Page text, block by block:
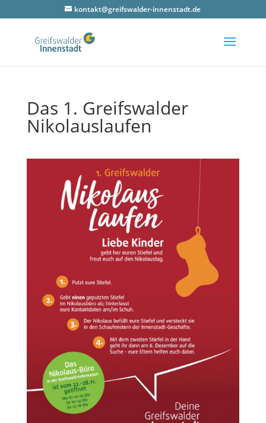
kontakt@greifswalder-innenstadt.de
Das 1. Greifs­wal­der
Nikolauslaufen